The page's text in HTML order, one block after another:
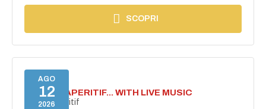
SCOPRI
AGO
12
2026
SECRET APERITIF... WITH LIVE MUSIC
Secret aperitif